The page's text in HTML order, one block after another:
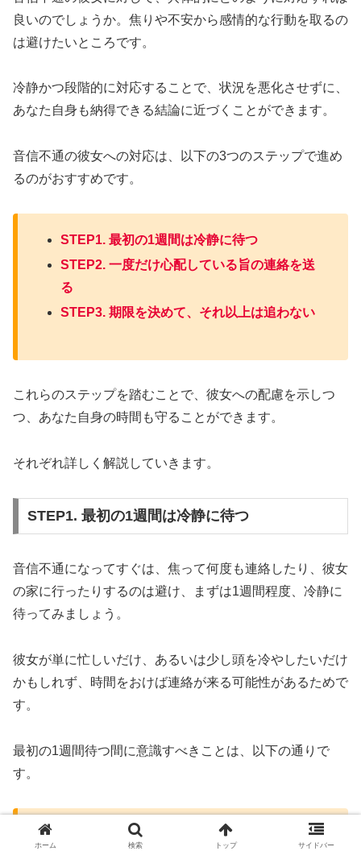
良いのでしょうか。焦りや不安から感情的な行動を取るの
は避けたいところです。
冷静かつ段階的に対応することで、状況を悪化させずに、
あなた自身も納得できる結論に近づくことができます。
音信不通の彼女への対応は、以下の3つのステップで進め
るのがおすすめです。
STEP1. 最初の1週間は冷静に待つ
STEP2. 一度だけ心配している旨の連絡を送
る
STEP3. 期限を決めて、それ以上は追わない
これらのステップを踏むことで、彼女への配慮を示しつ
つ、あなた自身の時間も守ることができます。
それぞれ詳しく解説していきます。
STEP1. 最初の1週間は冷静に待つ
音信不通になってすぐは、焦って何度も連絡したり、彼女
の家に行ったりするのは避け、まずは1週間程度、冷静に
待ってみましょう。
彼女が単に忙しいだけ、あるいは少し頭を冷やしたいだけ
かもしれず、時間をおけば連絡が来る可能性があるためで
す。
最初の1週間待つ間に意識すべきことは、以下の通りで
す。
追いLINEや連続での電話は絶対にしない
ホーム 検索 トップ サイドバー